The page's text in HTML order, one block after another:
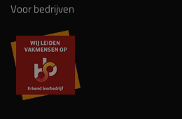
Voor bedrijven